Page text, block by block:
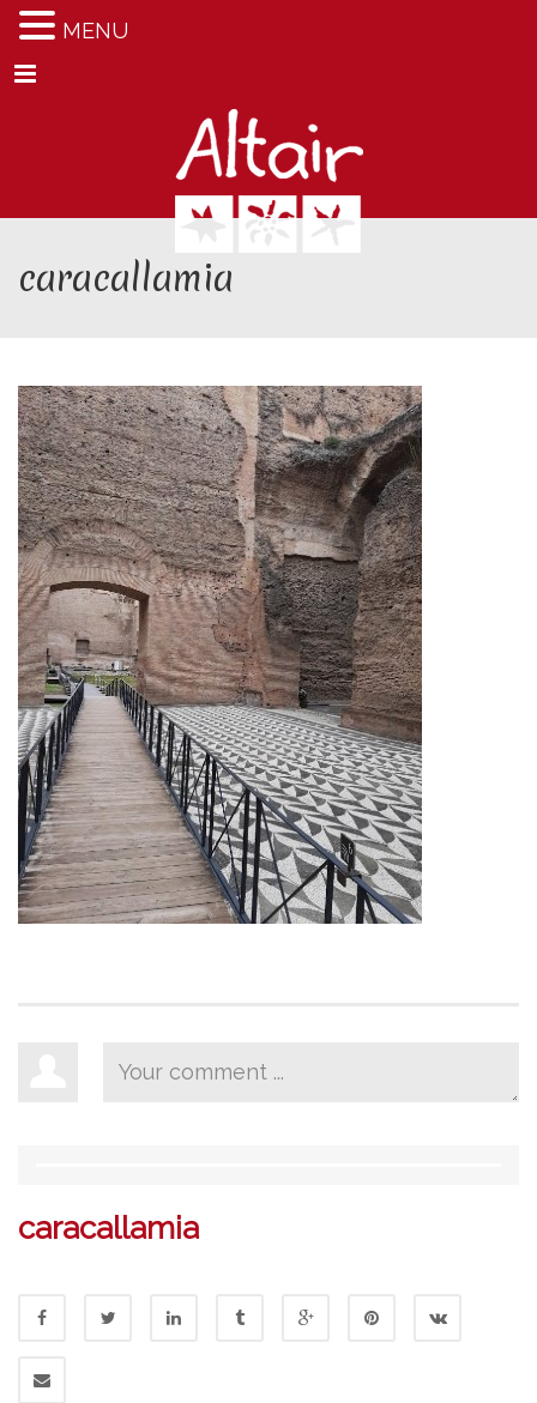
Menu
caracallamia
caracallamia
MENU